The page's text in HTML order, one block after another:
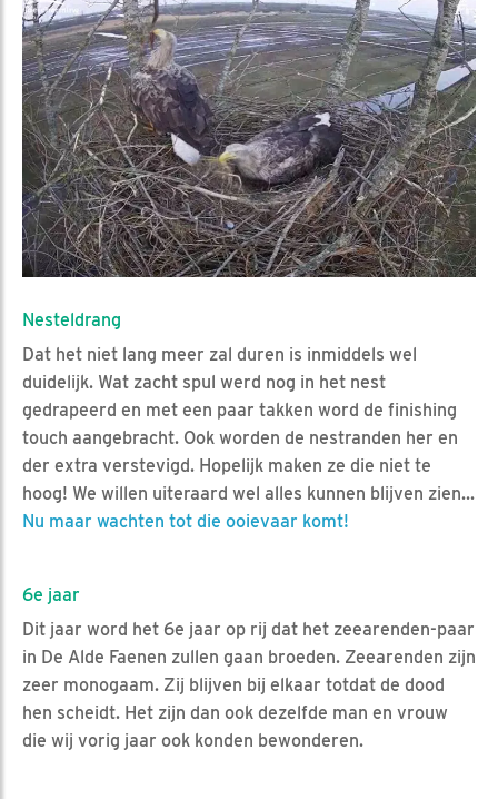
Nesteldrang
Dat het niet lang meer zal duren is inmiddels wel
duidelijk. Wat zacht spul werd nog in het nest
gedrapeerd en met een paar takken word de finishing
touch aangebracht. Ook worden de nestranden her en
der extra verstevigd. Hopelijk maken ze die niet te
hoog! We willen uiteraard wel alles kunnen blijven zien...
Nu maar wachten tot die ooievaar komt!
6e jaar
Dit jaar word het 6e jaar op rij dat het zeearenden-paar
in De Alde Faenen zullen gaan broeden. Zeearenden zijn
zeer monogaam. Zij blijven bij elkaar totdat de dood
hen scheidt. Het zijn dan ook dezelfde man en vrouw
die wij vorig jaar ook konden bewonderen.